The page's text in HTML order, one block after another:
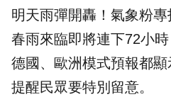
明天雨彈開轟！氣象粉
春雨來臨即將連下72小時
德國、歐洲模式預報都顯
提醒民眾要特別留意。